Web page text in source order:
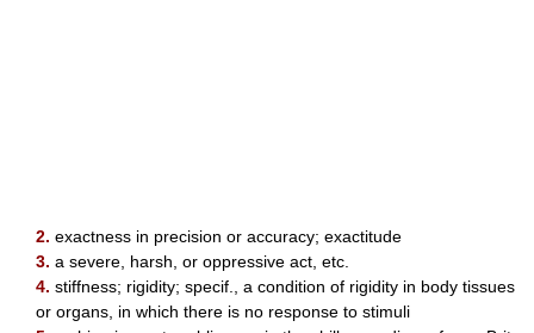
2. exactness in precision or accuracy; exactitude
3. a severe, harsh, or oppressive act, etc.
4. stiffness; rigidity; specif., a condition of rigidity in body tissues
or organs, in which there is no response to stimuli